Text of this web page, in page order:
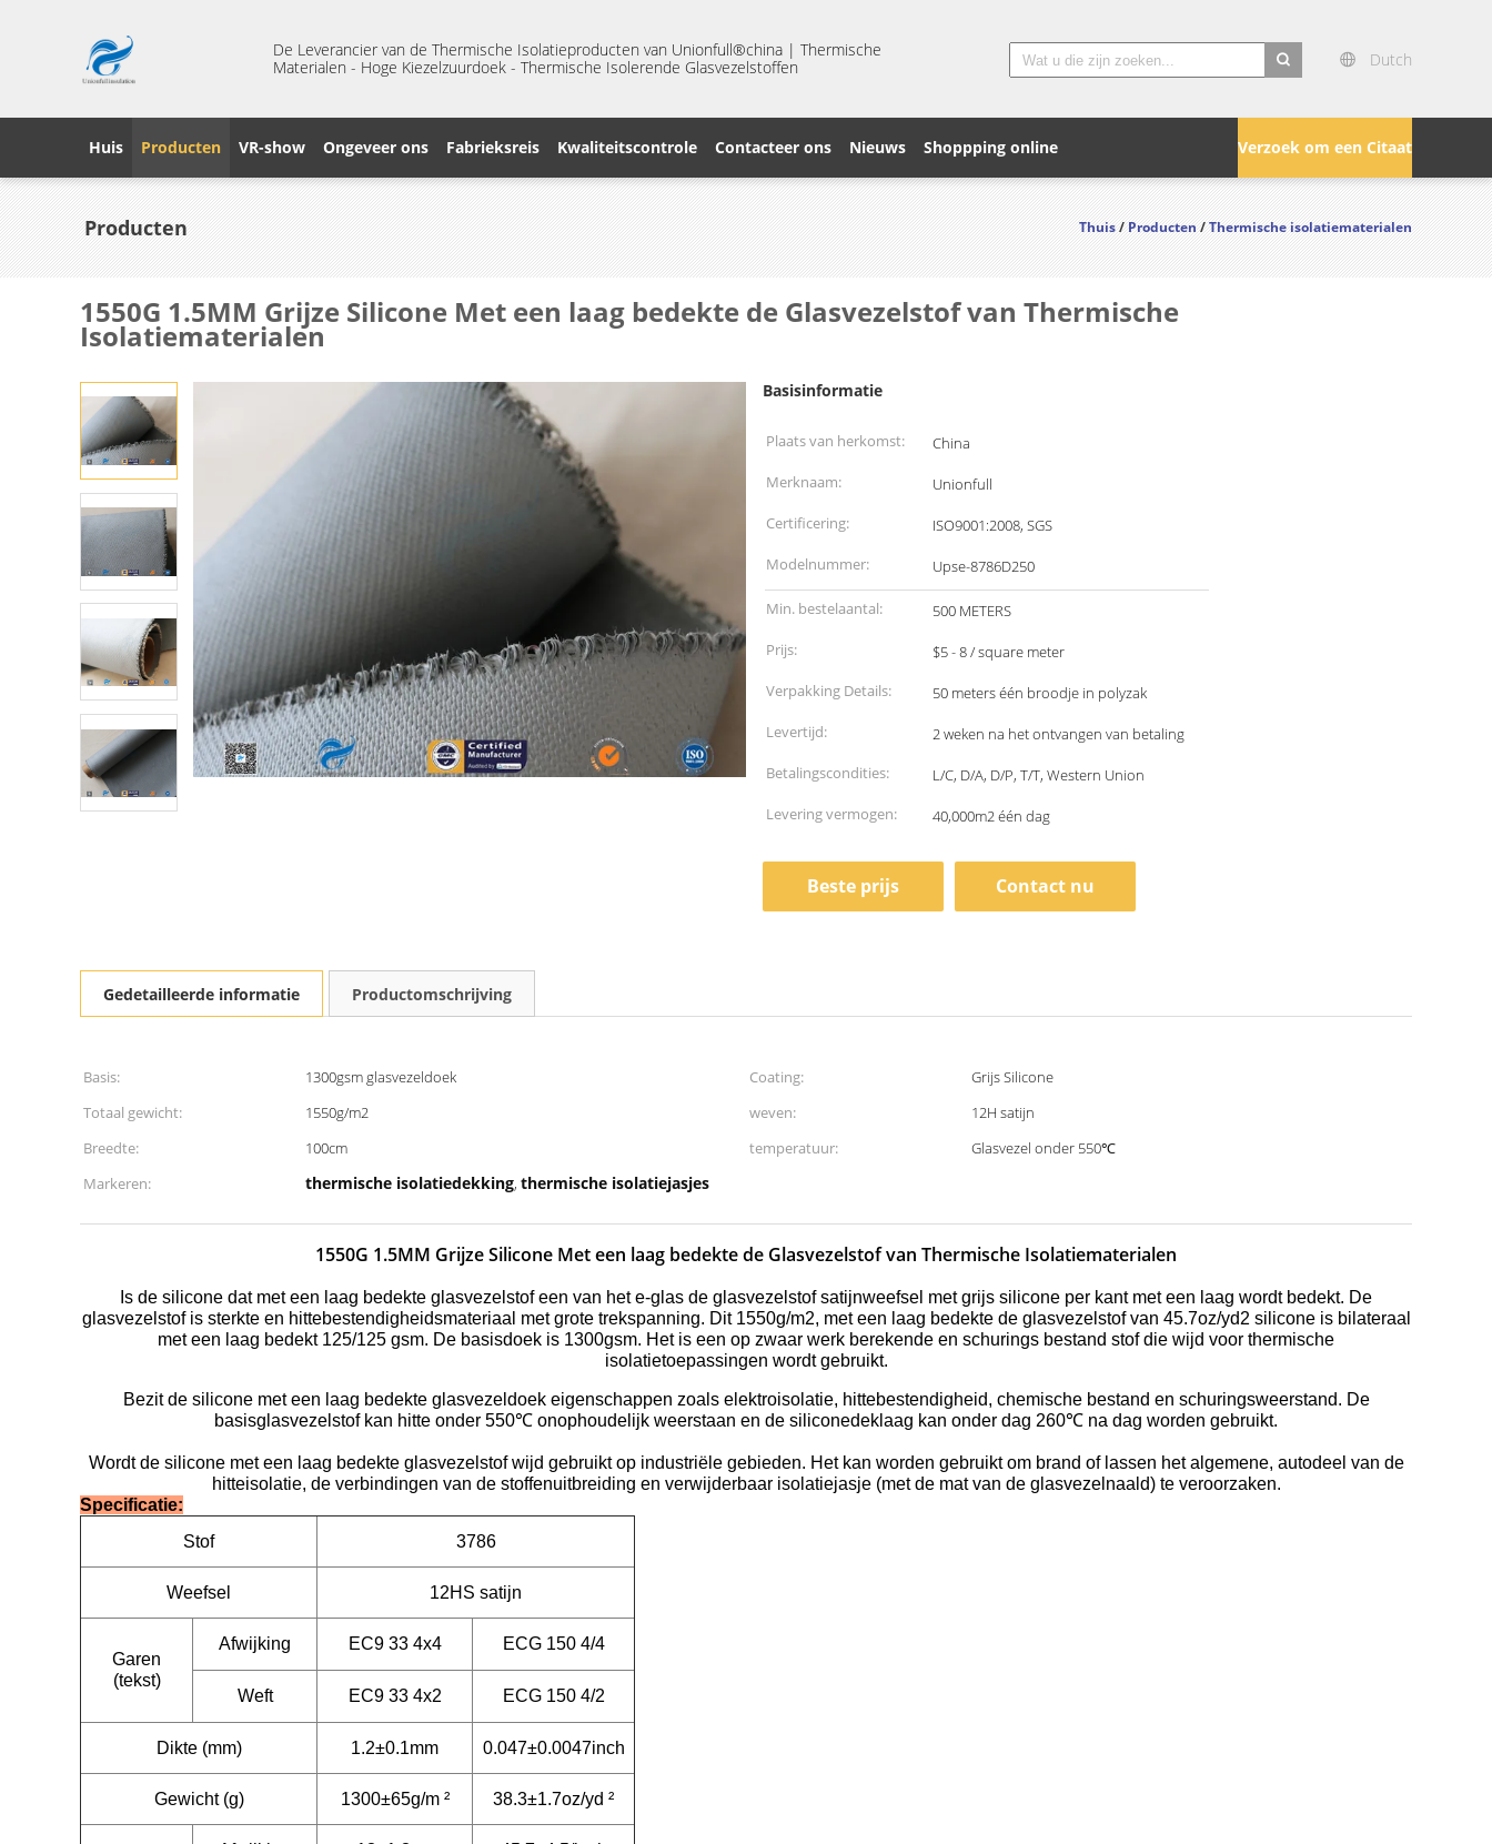
De Leverancier van de Thermische Isolatieproducten van Unionfull®china | Thermische
Materialen - Hoge Kiezelzuurdoek - Thermische Isolerende Glasvezelstoffen
Dutch
Verzoek om een Citaat
Huis Producten VR-show Ongeveer ons Fabrieksreis Kwaliteitscontrole Contacteer ons Nieuws Shoppping online
Producten Thuis/Producten/Thermische isolatiematerialen
1550G 1.5MM Grijze Silicone Met een laag bedekte de Glasvezelstof van Thermische
Isolatiematerialen
Basisinformatie
Plaats van herkomst:
China
Merknaam:
Unionfull
Certificering:
ISO9001:2008, SGS
Modelnummer:
Upse-8786D250
Min. bestelaantal:
500 METERS
Prijs:
$5 - 8 / square meter
Verpakking Details:
50 meters één broodje in polyzak
Levertijd:
2 weken na het ontvangen van betaling
Betalingscondities:
L/C, D/A, D/P, T/T, Western Union
Levering vermogen:
40,000m2 één dag
Beste prijs Contact nu
Gedetailleerde informatie Productomschrijving
Basis: 1300gsm glasvezeldoek Coating:
Grijs Silicone
Totaal gewicht:
1550g/m2 weven:
12H satijn
Breedte:
100cm temperatuur:
Glasvezel onder 550℃
Markeren:
thermische isolatiedekking, thermische isolatiejasjes
1550G 1.5MM Grijze Silicone Met een laag bedekte de Glasvezelstof van Thermische Isolatiematerialen
Is de silicone dat met een laag bedekte glasvezelstof een van het e-glas de glasvezelstof satijnweefsel met grijs silicone per kant met een laag wordt bedekt. De
glasvezelstof is sterkte en hittebestendigheidsmateriaal met grote trekspanning. Dit 1550g/m2, met een laag bedekte de glasvezelstof van 45.7oz/yd2 silicone is bilateraal
met een laag bedekt 125/125 gsm. De basisdoek is 1300gsm. Het is een op zwaar werk berekende en schurings bestand stof die wijd voor thermische
isolatietoepassingen wordt gebruikt.
Bezit de silicone met een laag bedekte glasvezeldoek eigenschappen zoals elektroisolatie, hittebestendigheid, chemische bestand en schuringsweerstand. De
basisglasvezelstof kan hitte onder 550℃ onophoudelijk weerstaan en de siliconedeklaag kan onder dag 260℃ na dag worden gebruikt.
Wordt de silicone met een laag bedekte glasvezelstof wijd gebruikt op industriële gebieden. Het kan worden gebruikt om brand of lassen het algemene, autodeel van de
hitteisolatie, de verbindingen van de stoffenuitbreiding en verwijderbaar isolatiejasje (met de mat van de glasvezelnaald) te veroorzaken.
Specificatie:
Stof
3786
Weefsel 12HS satijn
Garen
(tekst)
Afwijking EC9 33 4x4 ECG 150 4/4
Weft EC9 33 4x2 ECG 150 4/2
Dikte (mm) 1.2±0.1mm 0.047±0.0047inch
Gewicht (g) 1300±65g/m ² 38.3±1.7oz/yd ²